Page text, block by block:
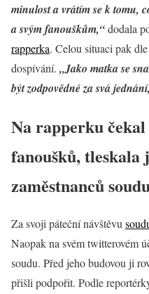
minulost a vrátím se k tomu,
a svým fanouškům,“dodala
rapperka. Celou situaci pak
dospívání. „Jako matka se
býtzodpovědné za svá
Na rapperku
fanoušků, tleskala
zaměstnanců
Za svoji páteční návštěvu
Naopak na svém twitterovém
soudu. Před jeho budovou ji
přišli podpořit. Podle